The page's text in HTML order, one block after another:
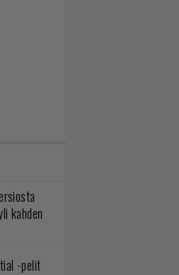
kahden
-pelit